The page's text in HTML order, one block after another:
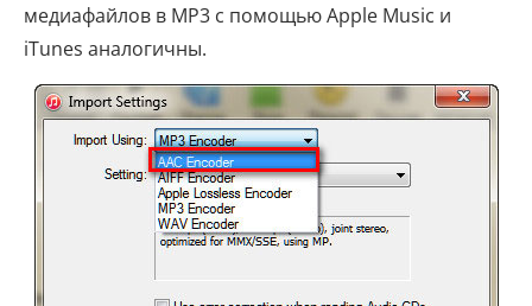
медиафайлов в MP3 с помощью Apple Music и
iTunes аналогичны.